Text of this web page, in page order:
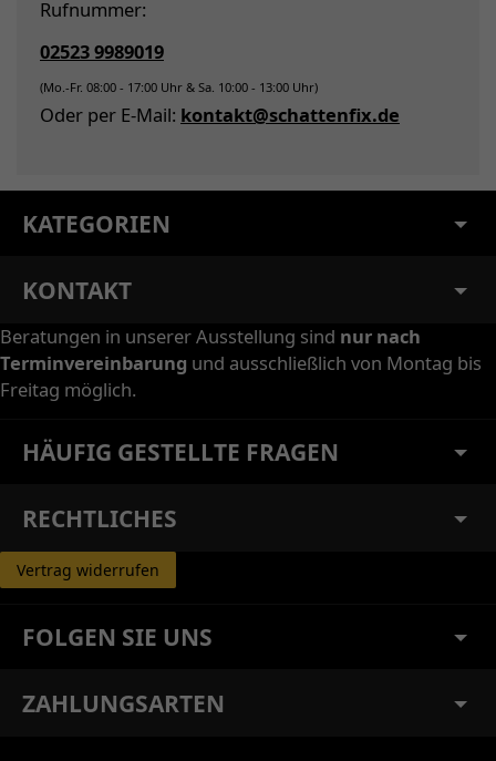
Rufnummer:
02523 9989019
(Mo.-Fr. 08:00 - 17:00 Uhr & Sa. 10:00 - 13:00 Uhr)
Oder per E-Mail: kontakt@schattenfix.de
KATEGORIEN
KONTAKT
Beratungen in unserer Ausstellung sind nur nach
Terminvereinbarung und ausschließlich von Montag bis
Freitag möglich.
HÄUFIG GESTELLTE FRAGEN
RECHTLICHES
Vertrag widerrufen
FOLGEN SIE UNS
ZAHLUNGSARTEN